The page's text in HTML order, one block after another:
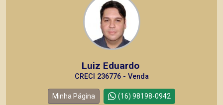
Luiz Eduardo
CRECI 236776 - Venda
Minha Página (16) 98198-0942